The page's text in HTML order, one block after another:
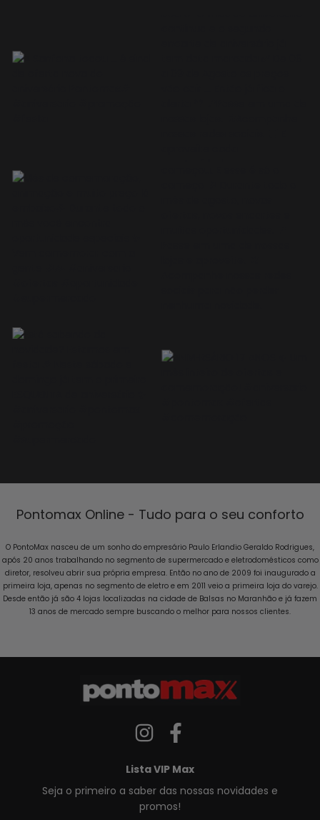
Pontomax Online - Tudo para o seu conforto
O PontoMax nasceu de um sonho do empresário Paulo Erlandio Geraldo Rodrigues,
após 20 anos trabalhando no segmento de supermercado e eletrodomésticos como
diretor, resolveu abrir sua própria empresa. Então no ano de 2009 foi inaugurado a
primeira loja, apenas no segmento de eletro e em 2011 veio a primeira loja do varejo.
Desde então já são 4 lojas localizadas na cidade de Balsas no Maranhão e já fazem
13 anos de mercado sempre buscando o melhor para nossos clientes.
Lista VIP Max
Seja o primeiro a saber das nossas novidades e
promos!